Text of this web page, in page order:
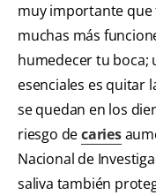
muy importante que
muchas más
humedecer tu boca;
esenciales es quitar
se quedan en los
riesgo decaries
Nacional de
saliva también